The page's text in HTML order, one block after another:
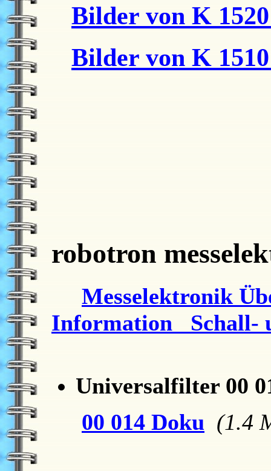
Bilder von K
Bilder von K
robotron
Messelektronik
Information Schall-
Universalfilter 00
00 014 Doku (1.4